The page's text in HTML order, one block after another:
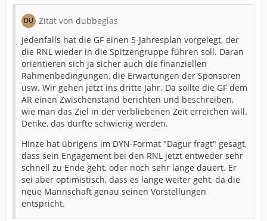
Zitat von dubbeglas
Jedenfalls hat die GF einen 5-Jahresplan vorgelegt, der
die RNL wieder in die Spitzengruppe führen soll. Daran
orientieren sich ja sicher auch die finanziellen
Rahmenbedingungen, die Erwartungen der Sponsoren
usw. Wir gehen jetzt ins dritte Jahr. Da sollte die GF dem
AR einen Zwischenstand berichten und beschreiben,
wie man das Ziel in der verbliebenen Zeit erreichen will.
Denke, das dürfte schwierig werden.
Hinze hat übrigens im DYN-Format "Dagur fragt" gesagt,
dass sein Engagement bei den RNL jetzt entweder sehr
schnell zu Ende geht, oder noch sehr lange dauert. Er
sei aber optimistisch, dass es lange weiter geht, da die
neue Mannschaft genau seinen Vorstellungen
entspricht.